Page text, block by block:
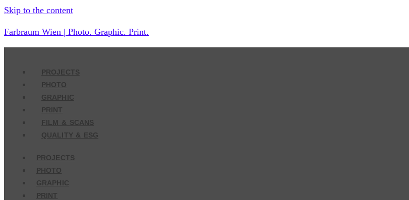
Skip to the content
Farbraum Wien | Photo. Graphic. Print.
PROJECTS
PHOTO
GRAPHIC
PRINT
FILM & SCANS
QUALITY & ESG
PROJECTS
PHOTO
GRAPHIC
PRINT